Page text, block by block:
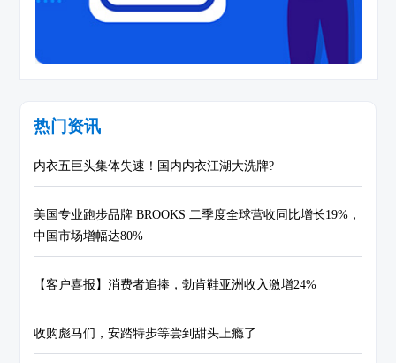
热门资讯
内衣五巨头集体失速！国内内衣江湖大洗牌?
美国专业跑步品牌 BROOKS 二季度全球营收同比增长19%，
中国市场增幅达80%
【客户喜报】消费者追捧，勃肯鞋亚洲收入激增24%
收购彪马们，安踏特步等尝到甜头上瘾了